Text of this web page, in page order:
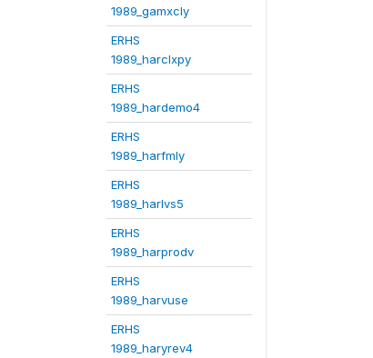
1989_gamxcly
ERHS
1989_harclxpy
ERHS
1989_hardemo4
ERHS
1989_harfmly
ERHS
1989_harlvs5
ERHS
1989_harprodv
ERHS
1989_harvuse
ERHS
1989_haryrev4